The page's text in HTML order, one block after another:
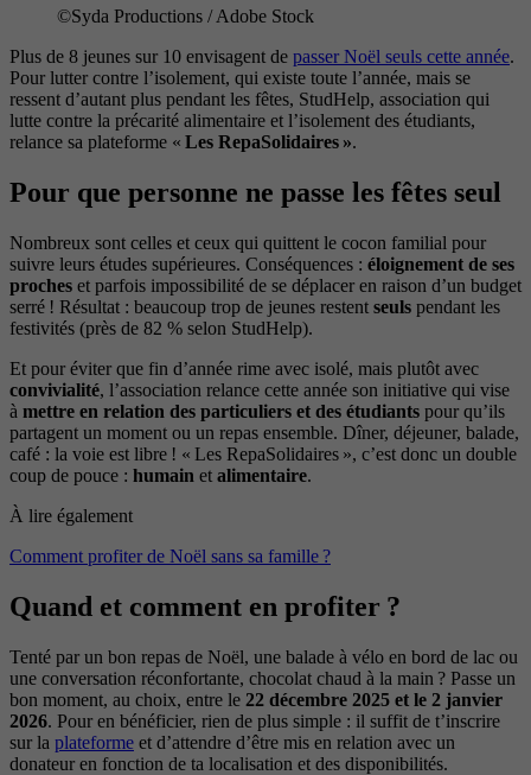
©Syda Productions / Adobe Stock
Plus de 8 jeunes sur 10 envisagent de passer Noël seuls cette année.
Pour lutter contre l’isolement, qui existe toute l’année, mais se
ressent d’autant plus pendant les fêtes, StudHelp, association qui
lutte contre la précarité alimentaire et l’isolement des étudiants,
relance sa plateforme « Les RepaSolidaires ».
Pour que personne ne passe les fêtes seul
Nombreux sont celles et ceux qui quittent le cocon familial pour
suivre leurs études supérieures. Conséquences : éloignement de ses
proches et parfois impossibilité de se déplacer en raison d’un budget
serré ! Résultat : beaucoup trop de jeunes restent seuls pendant les
festivités (près de 82 % selon StudHelp).
Et pour éviter que fin d’année rime avec isolé, mais plutôt avec
convivialité, l’association relance cette année son initiative qui vise
à mettre en relation des particuliers et des étudiants pour qu’ils
partagent un moment ou un repas ensemble. Dîner, déjeuner, balade,
café : la voie est libre ! « Les RepaSolidaires », c’est donc un double
coup de pouce : humain et alimentaire.
À lire également
Comment profiter de Noël sans sa famille ?
Quand et comment en profiter ?
Tenté par un bon repas de Noël, une balade à vélo en bord de lac ou
une conversation réconfortante, chocolat chaud à la main ? Passe un
bon moment, au choix, entre le 22 décembre 2025 et le 2 janvier
2026. Pour en bénéficier, rien de plus simple : il suffit de t’inscrire
sur la plateforme et d’attendre d’être mis en relation avec un
donateur en fonction de ta localisation et des disponibilités.